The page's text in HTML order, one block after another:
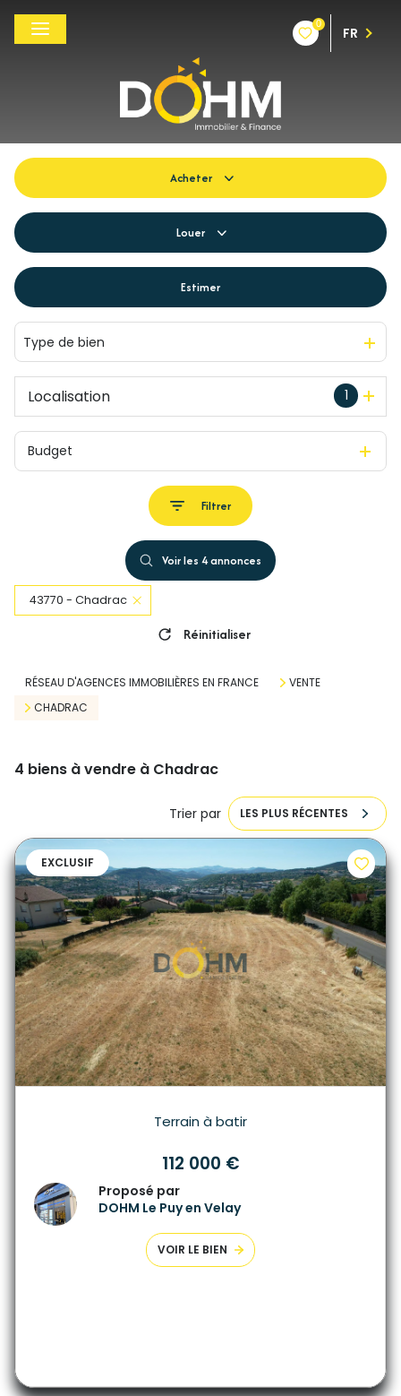
0
FR
Acheter
Du neuf
De l'immo pro
Louer
De l'immo pro
Estimer
Type de bien
1
Localisation
Budget
Filtrer
Voir les 4annonces
43770 - Chadrac
Réinitialiser
RÉSEAU D'AGENCES IMMOBILIÈRES EN FRANCE
VENTE
CHADRAC
4 biens à vendre à Chadrac
Trier par LES PLUS RÉCENTES
EXCLUSIF
Terrain à batir
112 000 €
Proposé par
DOHM Le Puy en Velay
VOIR LE BIEN